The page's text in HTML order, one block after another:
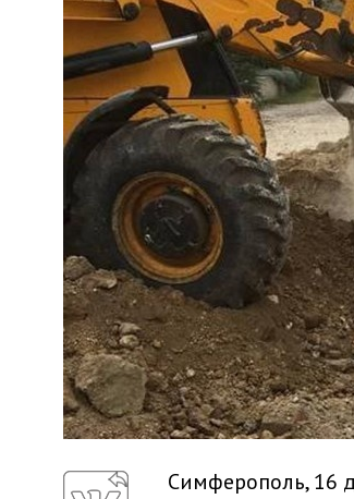
Симферополь, 16